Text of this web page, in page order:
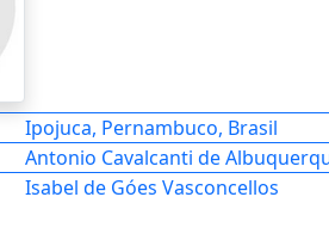
Ipojuca, Pernambuco, Brasil
Antonio Cavalcanti de
Isabel de Góes Vasconcellos